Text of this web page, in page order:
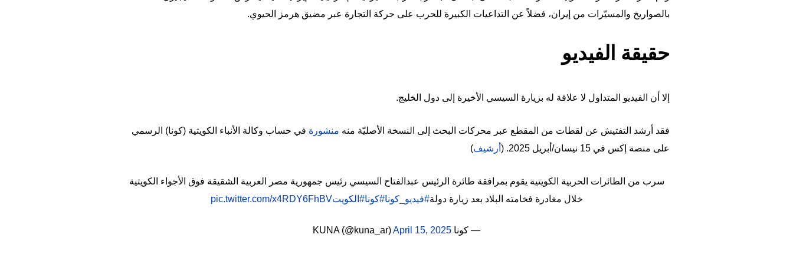
بالصواريخ والمسيّرات من إيران، فضلاً عن التداعيات الكبيرة للحرب على حركة التجارة عبر مضيق هرمز الحيوي.
حقيقة الفيديو
إلا أن الفيديو المتداول لا علاقة له بزيارة السيسي الأخيرة إلى دول الخليج.
فقد أرشد التفتيش عن لقطات من المقطع عبر محركات البحث إلى النسخة الأصليّة منه منشورة في حساب وكالة الأنباء الكويتية (كونا) الرسمي
على منصة إكس في 15 نيسان/أبريل 2025. (
أرشيف)
سرب من الطائرات الحربية الكويتية يقوم بمرافقة طائرة الرئيس عبدالفتاح السيسي رئيس جمهورية مصر العربية الشقيقة فوق الأجواء الكويتية
خلال مغادرة فخامته البلاد بعد زيارة دولة#فيديو_كونا#كونا#الكويتpic.twitter.com/x4RDY6FhBV
— كونا KUNA (@kuna_ar) April 15, 2025